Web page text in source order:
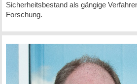
Sicherheitsbestand als gängige
Forschung.